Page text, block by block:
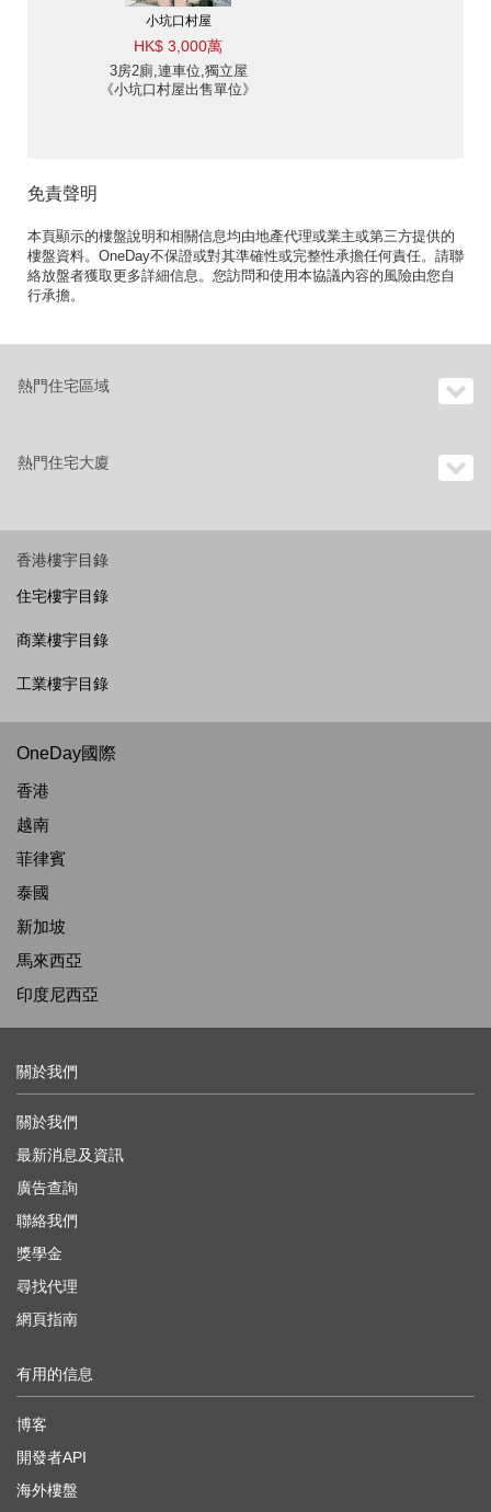
小坑口村屋
HK$ 3,000萬
3房2廁,連車位,獨立屋
《小坑口村屋出售單位》
免責聲明
本頁顯示的樓盤說明和相關信息均由地產代理或業主或第三方提供的
樓盤資料。OneDay不保證或對其準確性或完整性承擔任何責任。請聯
絡放盤者獲取更多詳細信息。您訪問和使用本協議內容的風險由您自
行承擔。
熱門住宅區域
熱門住宅大廈
香港樓宇目錄
住宅樓宇目錄
商業樓宇目錄
工業樓宇目錄
OneDay國際
香港
越南
菲律賓
泰國
新加坡
馬來西亞
印度尼西亞
關於我們
關於我們
最新消息及資訊
廣告查詢
聯絡我們
獎學金
尋找代理
網頁指南
有用的信息
博客
開發者API
海外樓盤